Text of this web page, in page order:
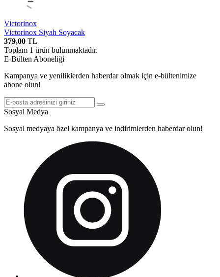
Victorinox
Victorinox Siyah Soyacak
379,00 TL
Toplam 1 ürün bulunmaktadır.
E-Bülten Aboneliği
Kampanya ve yeniliklerden haberdar olmak için e-bültenimize
abone olun!
Sosyal Medya
Sosyal medyaya özel kampanya ve indirimlerden haberdar olun!